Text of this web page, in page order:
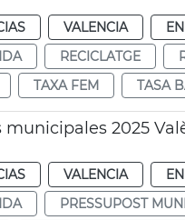
VALENCIA
RECICLATGE
TAXA FEM TASA
2025
VALENCIA
PRESSUPOST